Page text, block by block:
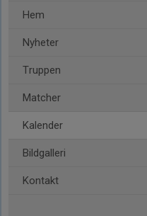
Hem
Nyheter
Truppen
Matcher
Kalender
Bildgalleri
Kontakt